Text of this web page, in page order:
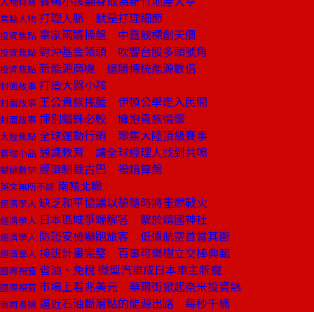
焦點人物 打理人脈 就是打理細節
投資焦點 辜家兩婿操盤 中嘉競標創天價
投資焦點 對沖基金領頭 吹響台股多頭號角
投資焦點 新能源商機 遠勝傳統能源數倍
封面故事 打造大器小孩
封面故事 王公貴族搖籃 伊頓公學走入民間
封面故事 揮別錙銖必較 擁抱貴族情懷
大陸焦點 全球運動行銷 聚焦大陸頂級賽事
管理小品 通識教育 讓全球經理人找到共鳴
關鍵數字 經濟制裁古巴 撥錯算盤
英文無所不談 南轅北轍
經濟學人 缺乏和平協議以黎隨時將重燃戰火
經濟學人 日本區域爭端解答 繫於靖國神社
經濟學人 防恐安檢嚇跑旅客 低價航空首當其衝
經濟學人 接班計畫完整 百事可樂樹立交棒典範
國際視窗 省油、免稅 微型汽車成日本車主新寵
國際視窗 市場上看兆美元 華爾街掀起奈米投資熱
商周書摘 逼近石油斷層點的能源出路 每秒千桶